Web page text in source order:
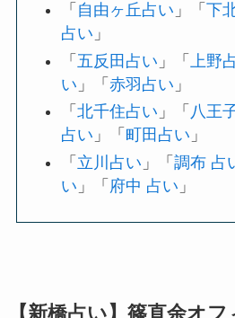
「 自由ヶ丘占い 」「下
占い 」
「 五反田占い 」「 上野
い 」「赤羽占い 」
「北千住占い 」「 八王
占い 」「 町田占い 」
「 立川占い 」「調布 占
い 」「 府中 占い 」
【新橋占い】篠直余オフ